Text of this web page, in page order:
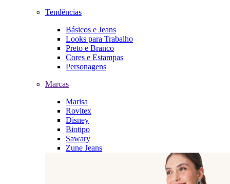
Tendências
Básicos e Jeans
Looks para Trabalho
Preto e Branco
Cores e Estampas
Personagens
Marcas
Marisa
Rovitex
Disney
Biotipo
Sawary
Zune Jeans